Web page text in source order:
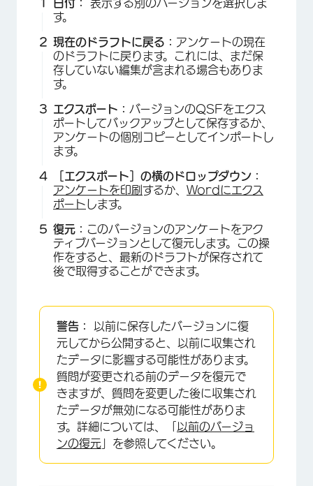
×
日付：
表示する別のバージョンを選択しま
す。
現在のドラフトに戻る： アンケートの現在
のドラフトに戻ります。これには、まだ保
存していない編集が含まれる場合もありま
す。
エクスポート： バージョンのQSFをエクス
ポートしてバックアップとして保存するか、
アンケートの個別コピーとしてインポートし
ます。
［エクスポート］の横のドロップダウン：
アンケートを印刷 するか、 Wordにエクス
ポートします。
復元： このバージョンのアンケートをアク
ティブバージョンとして復元します。この操
作をすると、最新のドラフトが保存されて
後で取得することができます。
警告：
以前に保存したバージョンに復
元してから公開すると、以前に収集され
たデータに影響する可能性があります。
質問が変更される前のデータを復元で
きますが、質問を変更した後に収集され
たデータが無効になる可能性がありま
す。詳細については、「
以前のバージョ
ンの復元 」を参照してください。